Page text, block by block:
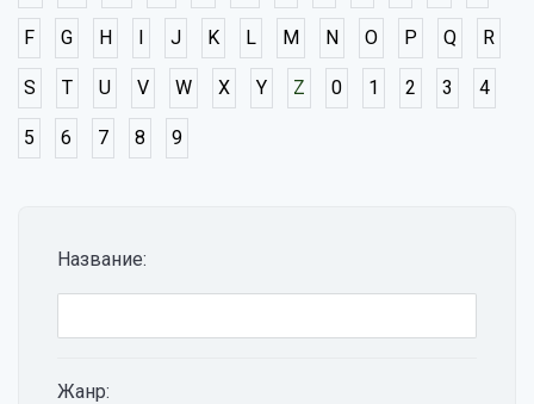
Название:
Жанр:
F G H I J K L M N O P Q R
S T U V W X Y Z 0 1 2 3 4
5 6 7 8 9